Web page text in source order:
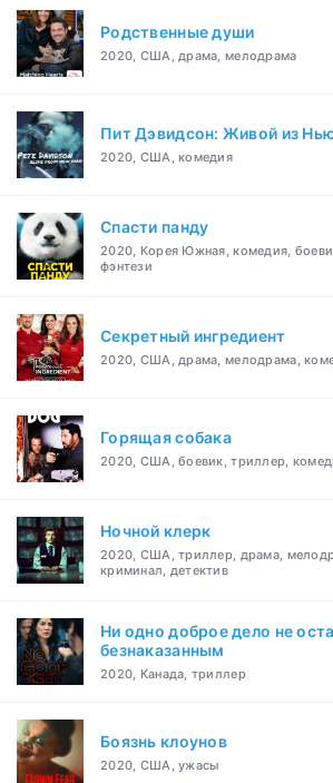
Родственные души
2020, США, драма, мелодрама
Пит Дэвидсон: Живой из
2020, США, комедия
Спасти панду
2020, Корея Южная, комедия,
фэнтези
Секретный ингредиент
2020, США, драма, мелодрама,
Горящая собака
2020, США, боевик, триллер,
Ночной клерк
2020, США, триллер, драма,
криминал, детектив
Ни одно доброе дело не
безнаказанным
2020, Канада, триллер
Боязнь клоунов
2020, США, ужасы